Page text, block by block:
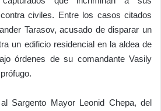
civiles. Entre los casos citados
Tarasov, acusado de disparar un
un edificio residencial en la aldea de
órdenes de su comandante Vasily
Sargento Mayor Leonid Chepa, del